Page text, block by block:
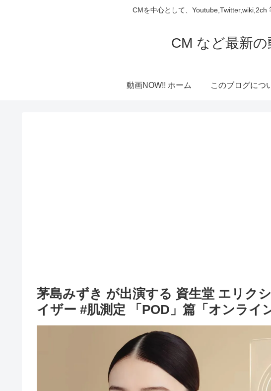
CMを中心として、Youtube,Twitter,wiki,2ch
CM など最新
動画NOW!! ホーム このブログにつ
茅島みずき が出演する 資生堂 エリク
イザー #肌測定 「POD」篇「オンライ